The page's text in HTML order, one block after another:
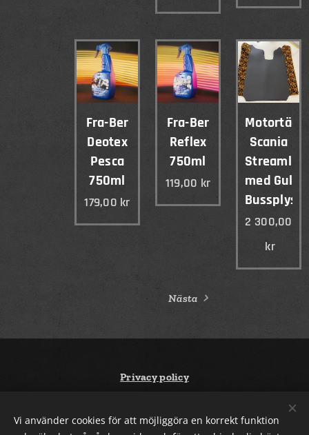
Fra-Ber
Deotex
Pesca
750ml
179,00 kr
Fra-Ber
Reflex
750ml
119,00 kr
Scania
Streamline
med Gul
Bussplysch
2 300,00
kr
Nästa
Privacy policy
Terms and conditions
Vi använder cookies för att möjliggöra en korrekt funktion